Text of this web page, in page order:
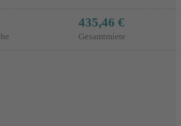
435,46 €
Gesamtmiete